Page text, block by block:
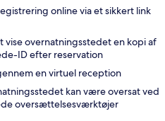
online via et sikkert link
vise overnatningsstedet en kopi af
ID efter reservation
en virtuel reception
kan være oversat ved
oversættelsesværktøjer